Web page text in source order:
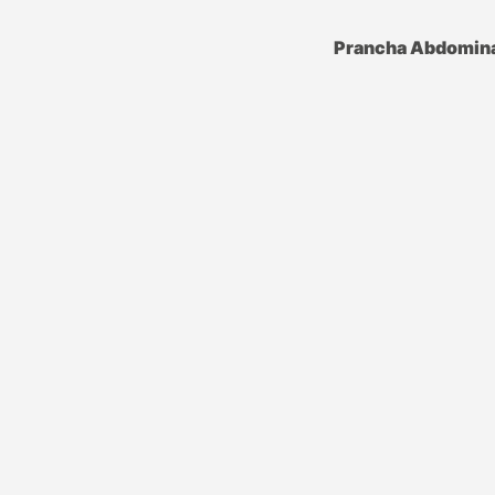
Prancha